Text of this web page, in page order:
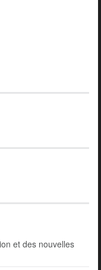
et des nouvelles